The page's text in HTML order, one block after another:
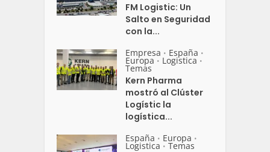
FM Logistic: Un
Salto en Seguridad
con la...
Empresa • España •
Europa • Logistica •
Temas
Kern Pharma
mostró al Clúster
Logístic la
logística...
España • Europa •
Logistica • Temas